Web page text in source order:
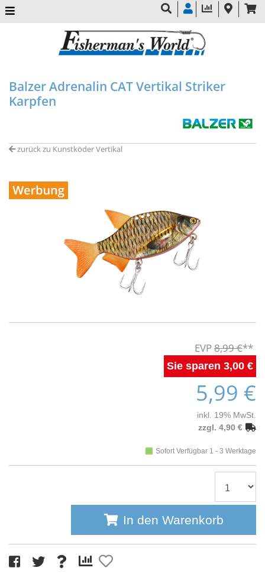
Balzer Adrenalin CAT Vertikal Striker
Karpfen
zurück zu Kunstköder Vertikal
8,99 €
3,00 €
5,99 €
inkl. 19% MwSt.
zzgl. 4,90 €
Sofort Verfügbar 1 - 3 Werktage
In den Warenkorb